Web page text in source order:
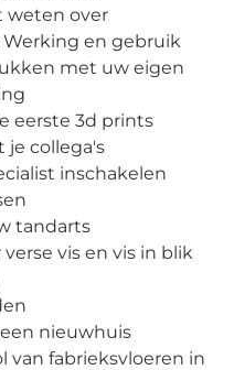
weten over
Werking en gebruik
met uw eigen
eerste 3d prints
je collega's
inschakelen
tandarts
vis en vis in blik
nieuwhuis
van fabrieksvloeren in